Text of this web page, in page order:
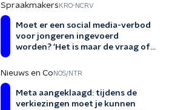
Spraakmakers KRO-NCRV
Moet er een social media-verbod
voor jongeren ingevoerd
worden? 'Het is maar de vraag of
Nieuws en Co NOS/NTR
Meta aangeklaagd: tijdens de
verkiezingen moet je kunnen